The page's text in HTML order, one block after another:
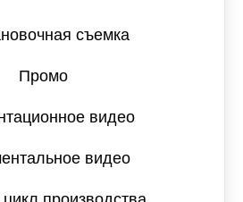
съемка
Промо
видео
видео